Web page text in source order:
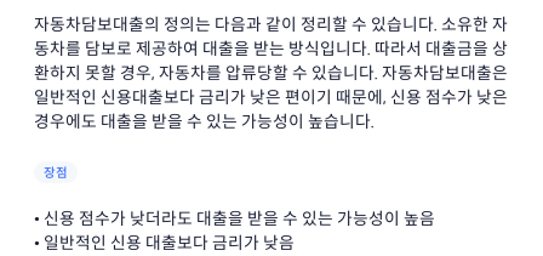
자동차담보대출의 정의는 다음과 같이 정리할 수 있습니다. 소유한 자
동차를 담보로 제공하여 대출을 받는 방식입니다. 따라서 대출금을 상
환하지 못할 경우, 자동차를 압류당할 수 있습니다. 자동차담보대출은
일반적인 신용대출보다 금리가 낮은 편이기 때문에, 신용 점수가 낮은
경우에도 대출을 받을 수 있는 가능성이 높습니다.
장점
• 신용 점수가 낮더라도 대출을 받을 수 있는 가능성이 높음
• 일반적인 신용 대출보다 금리가 낮음